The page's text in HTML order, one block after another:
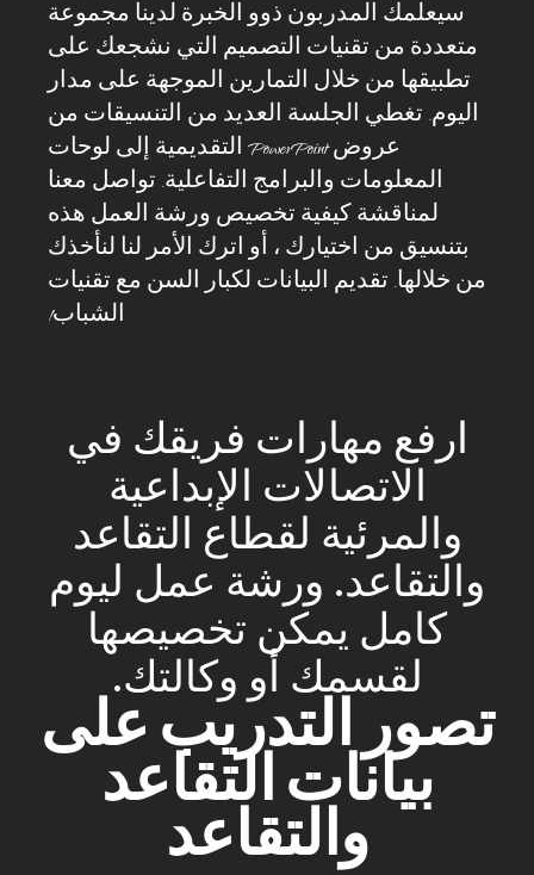
سيعلمك المدربون ذوو الخبرة لدينا مجموعة
متعددة من تقنيات التصميم التي نشجعك على
تطبيقها من خلال التمارين الموجهة على مدار
اليوم. تغطي الجلسة العديد من التنسيقات من
عروض PowerPoint التقديمية إلى لوحات
المعلومات والبرامج التفاعلية. تواصل معنا
لمناقشة كيفية تخصيص ورشة العمل هذه
بتنسيق من اختيارك ، أو اترك الأمر لنا لنأخذك
من خلالها. تقديم البيانات لكبار السن مع تقنيات
الشباب!
ارفع مهارات فريقك في
الاتصالات الإبداعية
والمرئية لقطاع التقاعد
والتقاعد. ورشة عمل ليوم
كامل يمكن تخصيصها
لقسمك أو وكالتك.
تصور التدريب على
بيانات التقاعد
والتقاعد